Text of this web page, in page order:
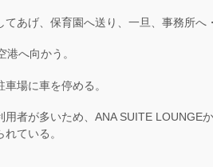
あげ、保育園へ送り、一旦、事務所へ
へ向かう。
場に車を停める。
者が多いため、ANA SUITE LOUNGE
ている。